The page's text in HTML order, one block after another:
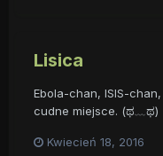
Lisica
Ebola-chan, ISIS-
cudne miejsce. (ಥ﹏ಥ)
Kwiecień 18, 2016